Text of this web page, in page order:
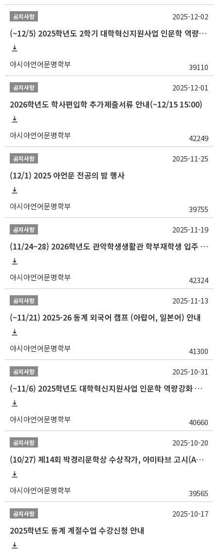
공지사항
(~12/5) 2025학년도 2학기 대학혁신지원사업 인문학 역량강화 국제학술대회 참가 경비 지원 안내(2차)
아시아언어문명학부 39110
2025-12-02
공지사항
2026학년도 학사편입학 추가제출서류 안내(~12/15 15:00)
아시아언어문명학부 42249
2025-12-01
공지사항
(12/1) 2025 아언문 전공의 밤 행사
아시아언어문명학부 39755
2025-11-25
공지사항
(11/24~28) 2026학년도 관악학생생활관 학부재학생 입주 신청 일정 안내
아시아언어문명학부 42324
2025-11-19
공지사항
(~11/21) 2025-26 동계 외국어 캠프 (아랍어, 일본어) 안내
아시아언어문명학부 41300
2025-11-13
공지사항
(~11/6) 2025학년도 대학혁신지원사업 인문학 역량강화 동계 인턴십 참가자 선발 안내
아시아언어문명학부 40660
2025-10-31
공지사항
(10/27) 제14회 박경리문학상 수상작가, 아미타브 고시(Amitav Ghosh) 강연 안내
아시아언어문명학부 39565
2025-10-20
공지사항
2025학년도 동계 계절수업 수강신청 안내
2025-10-17